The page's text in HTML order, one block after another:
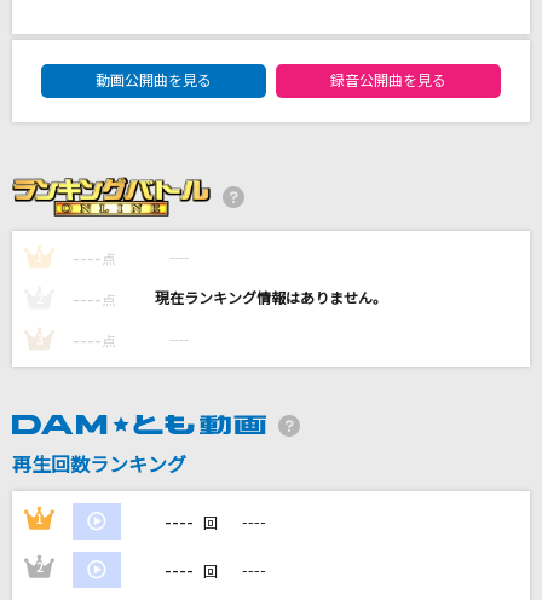
[生音]僕が一番欲しかったもの
倉木麻衣
Night rider (Taiga Kyomoto)
[生音]プレイバックPart2
じん
DAM★ともボーカルエントリーランキング
動画公開曲を見る
録音公開曲を見る
1 ---- 点 ----
---- 点 ----
3 ---- 点 ----
再生回数ランキング
1 ---- 回 ----
2 ---- 回 ----